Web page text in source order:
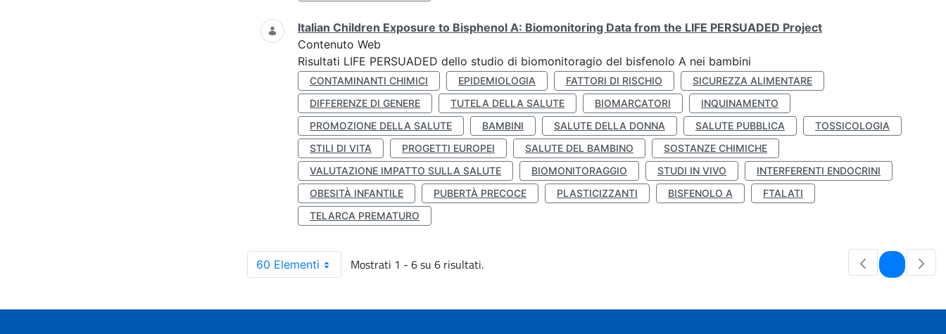
Italian Children Exposure to Bisphenol A: Biomonitoring Data from the LIFE PERSUADED Project
Contenuto Web
Risultati LIFE PERSUADED dello studio di biomonitoragio del bisfenolo A nei bambini
CONTAMINANTI CHIMICI EPIDEMIOLOGIA FATTORI DI RISCHIO
SICUREZZA ALIMENTARE
DIFFERENZE DI GENERE
TUTELA DELLA SALUTE BIOMARCATORI
INQUINAMENTO
PROMOZIONE DELLA SALUTE
BAMBINI SALUTE DELLA DONNA SALUTE PUBBLICA
TOSSICOLOGIA
STILI DI VITA
PROGETTI EUROPEI SALUTE DEL BAMBINO
SOSTANZE CHIMICHE
VALUTAZIONE IMPATTO SULLA SALUTE
BIOMONITORAGGIO STUDI IN VIVO
INTERFERENTI ENDOCRINI
OBESITÀ INFANTILE
PUBERTÀ PRECOCE PLASTICIZZANTI BISFENOLO A
FTALATI
TELARCA PREMATURO
60 Elementi Mostrati 1 - 6 su 6 risultati. Pagina